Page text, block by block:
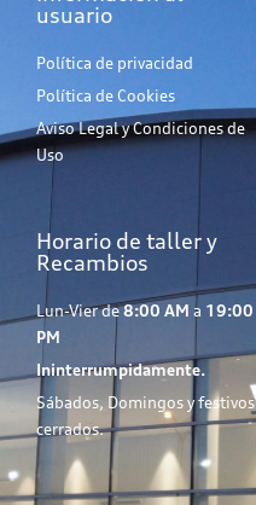
usuario
Política de privacidad
Política de Cookies
Aviso Legal y Condiciones de
Uso
Horario de taller y
Recambios
Lun-Vier de8:00 AM a 19:00
PM
Ininterrumpidamente.
Sábados, Domingos y festivos
cerrados.